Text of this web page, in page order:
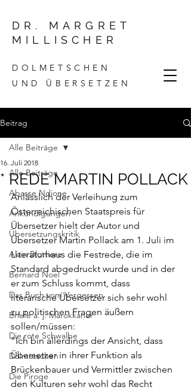
DR. MARGRET
MILLISCHER
DOLMETSCHEN
UND ÜBERSETZEN
Beitrag
Alle Beiträge
Abasse Ndione
Ankündigungen
Übersetzungskritik
Alain Blottiere
Bernard Noel
Das Buch vom Vergessen
Briefe a. j. Marokkaner
Die rote Schwalbe
Dolmetschen
Die Piroge
Alle Beiträge
* REDE MARTIN POLLACK
16. Juli 2018
Anlässlich der Verleihung zum
Österreichischen Staatspreis für
Übersetzer hielt der Autor und
Übersetzer Martin Pollack am 1. Juli im
Literaturhaus die Festrede, die im
Standard abgedruckt wurde und in der
er zum Schluss kommt, dass
literarische Übersetzer sich sehr wohl
zu politischen Fragen äußern
sollen/müssen:
“Ich bin allerdings der Ansicht, dass
Übersetzer in ihrer Funktion als
Brückenbauer und Vermittler zwischen
den Kulturen sehr wohl das Recht